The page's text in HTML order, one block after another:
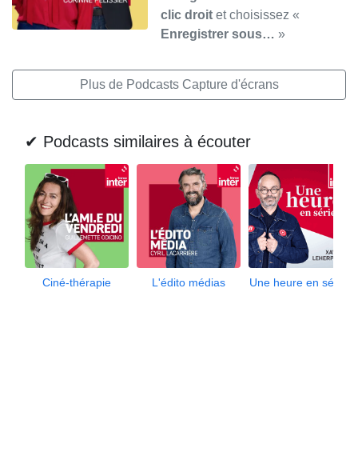
clic droit et choisissez «
Enregistrer sous… »
Plus de Podcasts Capture d'écrans
✔ Podcasts similaires à écouter
Ciné-thérapie L'édito médias Une heure en séries